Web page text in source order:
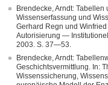
Brendecke, Arndt:
Wissenserfassung und
Gerhard Regn und
Autorisierung —
2003. S. 37—53.
Brendecke, Arndt:
Geschichtsvermittlung. In:
Wissenssicherung,